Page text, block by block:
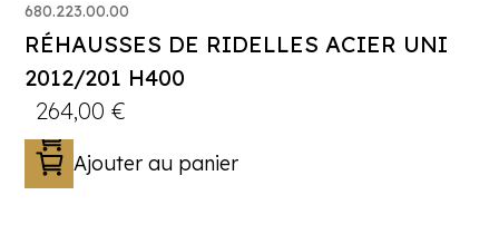
680.223.00.00
RÉHAUSSES DE RIDELLES ACIER UNI
2012/201 H400
264,00€
Ajouter au panier